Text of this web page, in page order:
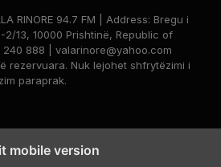
RINORE 94.7 FM | Address: Bregu i
2/13, 10000 Prishtinë, Republic of
888 | valarinore@yahoo.com
rezervuara. Nuk lejohet shfrytëzimi i
paraprak.
mobile version